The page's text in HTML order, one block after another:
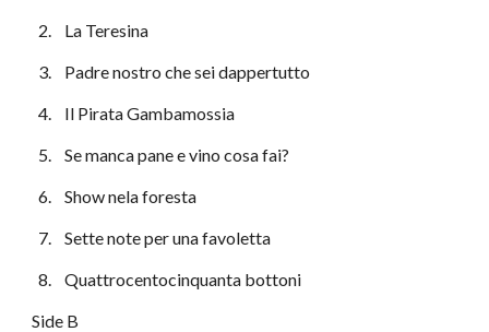
  2.    La Teresina
  3.    Padre nostro che sei dappertutto
  4.    Il Pirata Gambamossia
  5.    Se manca pane e vino cosa fai?
  6.    Show nela foresta
  7.    Sette note per una favoletta
  8.    Quattrocentocinquanta bottoni
Side B